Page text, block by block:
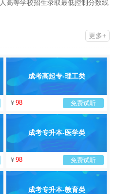
高等学校招生录取最低控制分数线
更多+
成考高起专-理工类
￥ 98 免费试听
成考专升本-医学类
￥ 98 免费试听
成考专升本-教育类